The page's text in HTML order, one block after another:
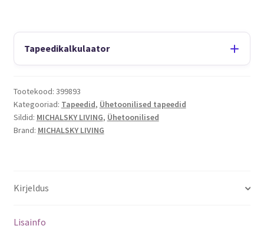
Tapeedikalkulaator
Tootekood: 399893
Kategooriad: Tapeedid, Ühetoonilised tapeedid
Sildid: MICHALSKY LIVING, Ühetoonilised
Brand: MICHALSKY LIVING
Kirjeldus
Lisainfo